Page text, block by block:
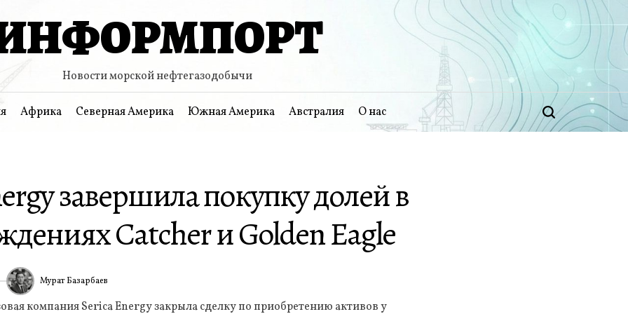
Новости морской нефтегазодобычи
Африка Северная Америка Южная Америка Австралия О нас Поиск
завершила покупку долей в
Catcher и Golden Eagle
ИА Мурат Базарбаев
компания Serica Energy закрыла сделку по приобретению активов у